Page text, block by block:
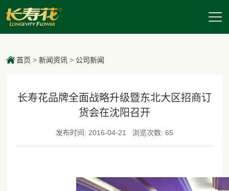
首页 > 新闻资讯> 公司新闻
长寿花品牌全面战略升级暨东北大区招商订
货会在沈阳召开
发布时间: 2016-04-21 浏览次数: 65